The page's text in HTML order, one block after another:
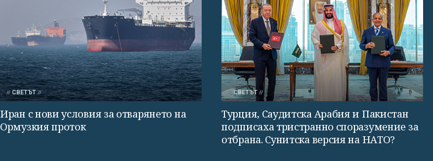
СВЕТЪТ
Иран с нови условия за отварянето на
Ормузкия проток
СВЕТЪТ
Турция, Саудитска Арабия и Пакистан
подписаха тристранно споразумение за
отбрана. Сунитска версия на НАТО?